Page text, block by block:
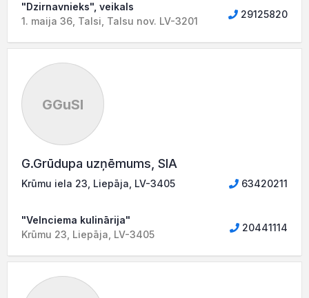
"Dzirnavnieks", veikals
1. maija 36, Talsi, Talsu nov. LV-3201
29125820
GGuSI
G.Grūdupa uzņēmums, SIA
Krūmu iela 23, Liepāja, LV-3405 63420211
"Velnciema kulinārija"
Krūmu 23, Liepāja, LV-3405
20441114